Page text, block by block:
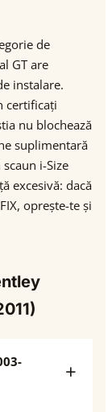
de
GT are
instalare.
certificați
nu blochează
suplimentară
i-Size
excesivă: dacă
oprește-te și